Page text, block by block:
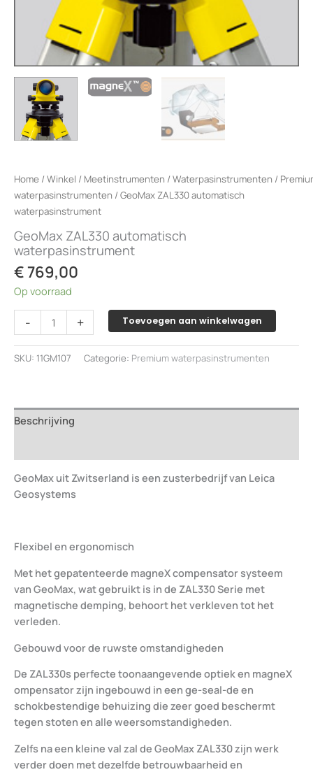
Home /Winkel / Meetinstrumenten /Waterpasinstrumenten /
waterpasinstrumenten / GeoMax ZAL330 automatisch
waterpasinstrument
GeoMax ZAL330 automatisch
waterpasinstrument
€769,00
Op voorraad
-
ZAL330
automatisch
waterpasinstrument
+ Toevoegen aan winkelwagen
SKU: 11GM107 Categorie: Premium waterpasinstrumenten
Beschrijving
GeoMax uit Zwitserland is een zusterbedrijf van Leica
Geosystems
Flexibel en ergonomisch
Met het gepatenteerde magneX compensator systeem
van GeoMax, wat gebruikt is in de ZAL330 Serie met
magnetische demping, behoort het verkleven tot het
verleden.
Gebouwd voor de ruwste omstandigheden
De ZAL330s perfecte toonaangevende optiek en magneX
ompensator zijn ingebouwd in een ge-seal-de en
schokbestendige behuizing die zeer goed beschermt
tegen stoten en alle weersomstandigheden.
Zelfs na een kleine val zal de GeoMax ZAL330 zijn werk
verder doen met dezelfde betrouwbaarheid en